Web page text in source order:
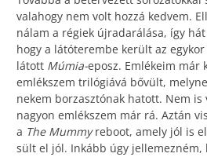
valahogy nem volt hozzá kedvem.
nálam a régiek újradarálása, így
hogy a látóterembe került az
látott Múmia-eposz. Emlékeim már
emlékszem trilógiává bővült,
nekem borzasztónak hatott. Nem
nagyon emlékszem már rá. Aztán
a The Mummyreboot, amely jól is
sült el jól. Inkább úgy jellemezném,